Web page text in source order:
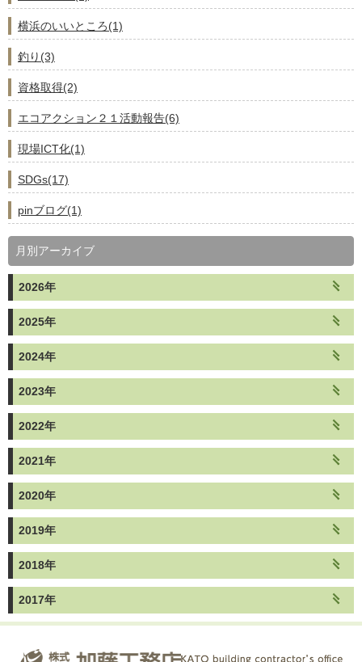
横浜のいいところ(1)
釣り(3)
資格取得(2)
エコアクション２１活動報告(6)
現場ICT化(1)
SDGs(17)
pinブログ(1)
月別アーカイブ
2026年
2025年
2024年
2023年
2022年
2021年
2020年
2019年
2018年
2017年